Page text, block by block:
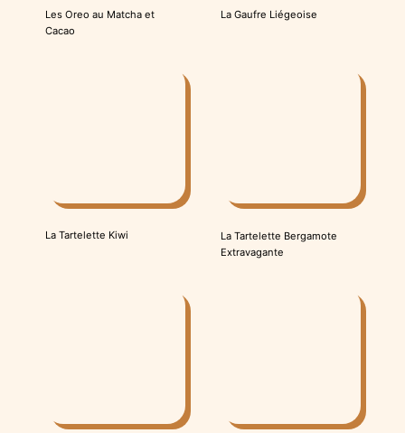
Les Oreo au Matcha et
Cacao
La Gaufre Liégeoise
La Tartelette Kiwi
La Tartelette Bergamote
Extravagante